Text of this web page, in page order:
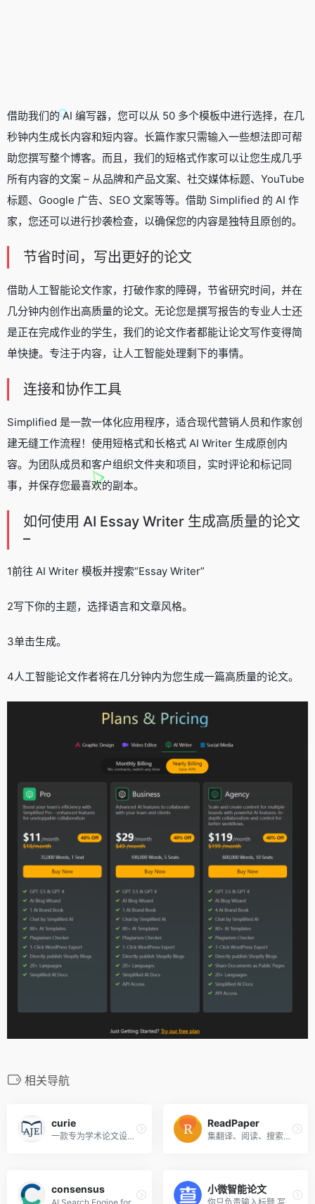
借助我们的 AI 编写器，您可以从 50 多个模板中进行选择，在几
秒钟内生成长内容和短内容。长篇作家只需输入一些想法即可帮
助您撰写整个博客。而且，我们的短格式作家可以让您生成几乎
所有内容的文案 – 从品牌和产品文案、社交媒体标题、YouTube
标题、Google 广告、SEO 文案等等。借助 Simplified 的 AI 作
家，您还可以进行抄袭检查，以确保您的内容是独特且原创的。
节省时间，写出更好的论文
借助人工智能论文作家，打破作家的障碍，节省研究时间，并在
几分钟内创作出高质量的论文。无论您是撰写报告的专业人士还
是正在完成作业的学生，​​我们的论文作者都能让论文写作变得简
单快捷。专注于内容，让人工智能处理剩下的事情。
连接和协作工具
Simplified 是一款一体化应用程序，适合现代营销人员和作家创
建无缝工作流程！使用短格式和长格式 AI Writer 生成原创内
容。为团队成员和客户组织文件夹和项目，实时评论和标记同
事，并保存您最喜欢的副本。
如何使用 AI Essay Writer 生成高质量的论文
–
1前往 AI Writer 模板并搜索“Essay Writer”
2写下你的主题，选择语言和文章风格。
3单击生成。
4人工智能论文作者将在几分钟内为您生成一篇高质量的论文。
相关导航
curie
一款专为学术论文设计的人工智能写作助手
ReadPaper
集翻译、阅读、搜索、管理等于一体的 AI 科研神器
consensus 小微智能论文